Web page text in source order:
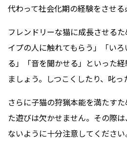
代わって社会化期の経験をさせる
フレンドリーな猫に成長させる
イプの人に触れてもらう」「い
る」「音を聞かせる」といった
ましょう。しつこくしたり、叱っ
さらに子猫の狩猟本能を満たす
た遊びは欠かせません。その際
ないように十分注意してくださ